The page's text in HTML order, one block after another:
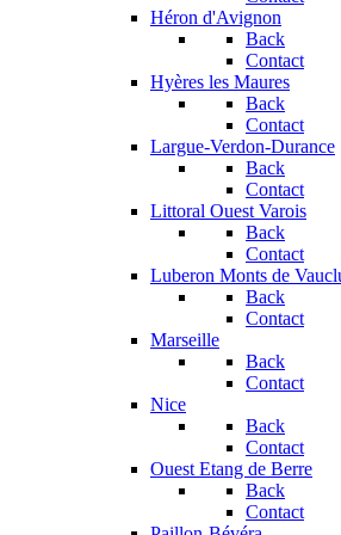
Héron d'Avignon
Back
Contact
Hyères les Maures
Back
Contact
Largue-Verdon-Durance
Back
Contact
Littoral Ouest Varois
Back
Contact
Luberon Monts de
Back
Contact
Marseille
Back
Contact
Nice
Back
Contact
Ouest Etang de Berre
Back
Contact